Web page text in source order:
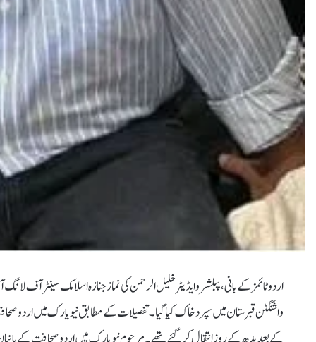
اردو ٹائمز کے بانی ،پبلشر و ایڈیٹر خلیل الرحمن کی نماز جنازہ اسلامک سینٹر آف
واشنگٹن قبرستان میں سپرد خاک کیا گیا۔ تفصیلات کے مطابق نیویارک میں اردو